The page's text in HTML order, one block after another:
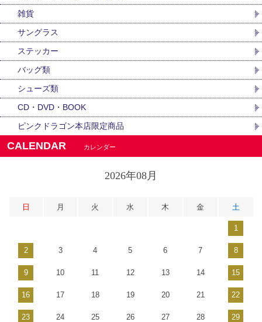
雑貨
サングラス
ステッカー
バッグ類
シューズ類
CD・DVD・BOOK
ピンクドラゴン本店限定商品
CALENDAR カレンダー
2026年08月
日 月 火 水 木 金 土
1
2 3 4 5 6 7 8
9 10 11 12 13 14 15
16 17 18 19 20 21 22
23 24 25 26 27 28 29